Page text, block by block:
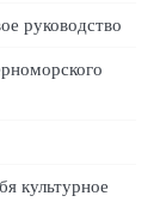
руководство
культурное